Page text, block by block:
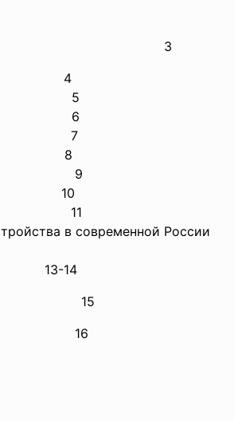
3
4
5
7
8
11
устройства в
13-14
15
16